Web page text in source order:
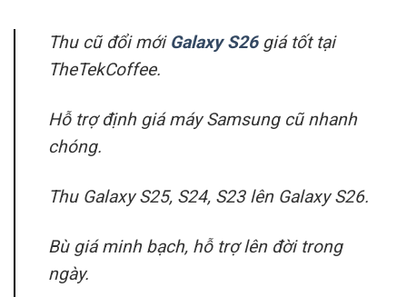
Thu cũ đổi mới Galaxy S26giá tốt tại
TheTekCoffee.
Hỗ trợ định giá máy Samsung cũ nhanh
chóng.
Thu Galaxy S25, S24, S23 lên Galaxy S26.
Bù giá minh bạch, hỗ trợ lên đời trong
ngày.